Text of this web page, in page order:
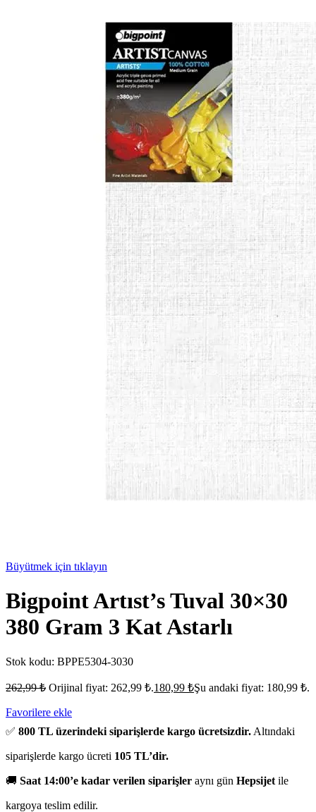
Büyütmek için tıklayın
Bigpoint Artıst’s Tuval 30×30
380 Gram 3 Kat Astarlı
Stok kodu: BPPE5304-3030
262,99₺ Orijinal fiyat: 262,99 ₺.180,99 ₺Şu andaki fiyat: 180,99 ₺.
Favorilere ekle
✅ 800 TL üzerindeki siparişlerde kargo ücretsizdir. Altındaki
siparişlerde kargo ücreti 105 TL’dir.
🚚 Saat 14:00’e kadar verilen siparişler aynı gün Hepsijet ile
kargoya teslim edilir.